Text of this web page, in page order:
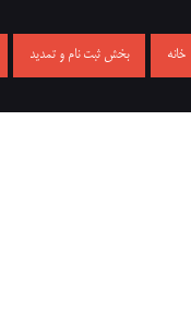
خانه بخش ثبت نام و تمدید